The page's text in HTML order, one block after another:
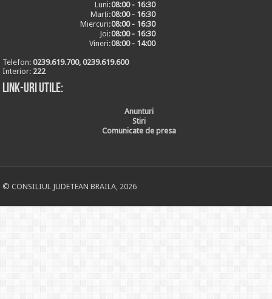
Luni:08:00 - 16:30
Marți:08:00 - 16:30
Miercuri:08:00 - 16:30
Joi:08:00 - 16:30
Vineri:08:00 - 14:00
Telefon:0239.619.700, 0239.619.600
Interior: 222
Link-uri utile:
Anunturi
Stiri
Comunicate de presa
© CONSILIUL JUDETEAN BRAILA, 2026